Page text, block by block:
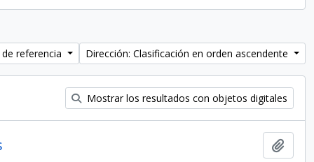
referencia Dirección: Clasificación en orden ascendente
Mostrar los resultados con objetos digitales